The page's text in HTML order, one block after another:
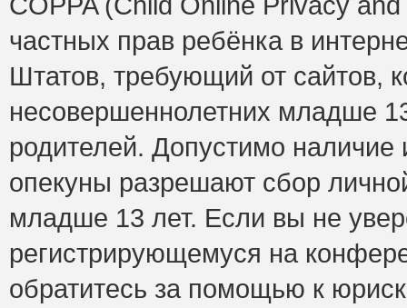
частных прав ребёнка в
Штатов, требующий от сайтов,
несовершеннолетних младше
родителей. Допустимо наличие
опекуны разрешают сбор
младше 13 лет. Если вы не
регистрирующемуся на
обратитесь за помощью к